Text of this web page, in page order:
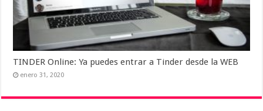
TINDER Online: Ya puedes entrar a Tinder desde la WEB
enero 31, 2020